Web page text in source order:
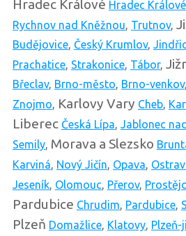
Hradec Králové Hradec Králové
Rychnov nad Kněžnou, Trutnov,
Budějovice, Český Krumlov,
Prachatice, Strakonice, Tábor,
Břeclav, Brno-město, Brno-venkov,
Znojmo, Karlovy Vary Cheb,
Liberec Česká Lípa, Jablonec
Semily, Morava a Slezsko
Karviná, Nový Jičín, Opava,
Jeseník, Olomouc, Přerov,
Pardubice Chrudim, Pardubice,
Plzeň Domažlice, Klatovy, Plzeň-